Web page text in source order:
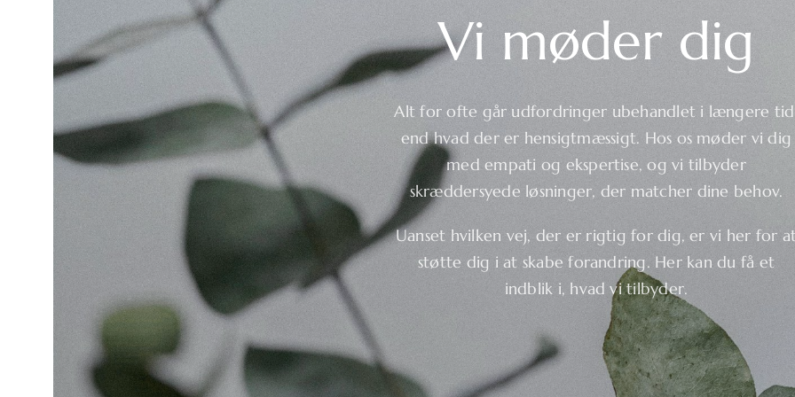
Vi møder dig
Alt for ofte går udfordringer ubehandlet i længere
end hvad der er hensigtmæssigt. Hos os møder vi dig
med empati og ekspertise, og vi tilbyder
skræddersyede løsninger, der matcher dine behov.
Uanset hvilken vej, der er rigtig for dig, er vi her for
støtte dig i at skabe forandring. Her kan du få et
indblik i, hvad vi tilbyder.